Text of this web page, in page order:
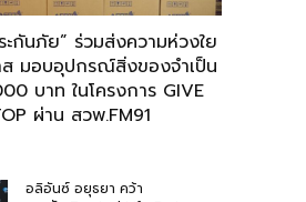
ะกันภัย” ร่วมส่งความห่วงใย
มอบอุปกรณ์สิ่งของจำเป็น
บาท ในโครงการ GIVE
ผ่าน สวพ.FM91
อลิอันซ์ อยุธยา คว้า